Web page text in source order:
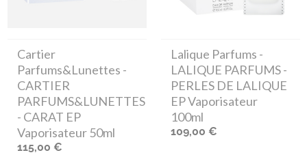
Cartier
Parfums&Lunettes -
CARTIER
PARFUMS&LUNETTES
- CARAT EP
Vaporisateur 50ml
115,00 €
Lalique Parfums -
LALIQUE PARFUMS -
PERLES DE LALIQUE
EP Vaporisateur
100ml
109,00 €